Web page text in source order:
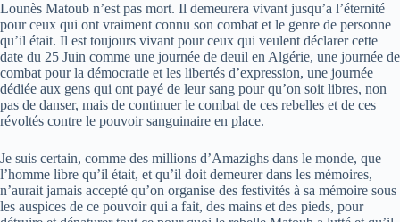
Lounès Matoub n’est pas mort. Il demeurera vivant jusqu’a l’éternité
pour ceux qui ont vraiment connu son combat et le genre de personne
qu’il était. Il est toujours vivant pour ceux qui veulent déclarer cette
date du 25 Juin comme une journée de deuil en Algérie, une journée de
combat pour la démocratie et les libertés d’expression, une journée
dédiée aux gens qui ont payé de leur sang pour qu’on soit libres, non
pas de danser, mais de continuer le combat de ces rebelles et de ces
révoltés contre le pouvoir sanguinaire en place.
Je suis certain, comme des millions d’Amazighs dans le monde, que
l’homme libre qu’il était, et qu’il doit demeurer dans les mémoires,
n’aurait jamais accepté qu’on organise des festivités à sa mémoire sous
les auspices de ce pouvoir qui a fait, des mains et des pieds, pour